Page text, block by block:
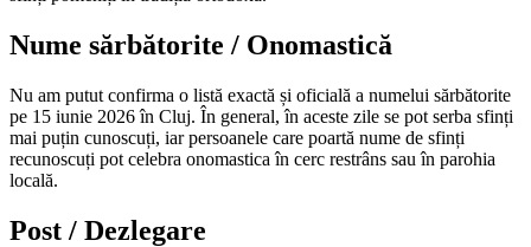
Nume sărbătorite / Onomastică
Nu am putut confirma o listă exactă și oficială a numelui sărbătorite
pe 15 iunie 2026 în Cluj. În general, în aceste zile se pot serba sfinți
mai puțin cunoscuți, iar persoanele care poartă nume de sfinți
recunoscuți pot celebra onomastica în cerc restrâns sau în parohia
locală.
Post / Dezlegare